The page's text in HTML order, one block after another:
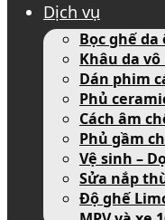
Dịch vụ
Bọc ghế da
Khâu da
Dán phim
Phủ
Cách âm
Phủ gầm
Vệ sinh –
Sửa nắp
Độ ghế